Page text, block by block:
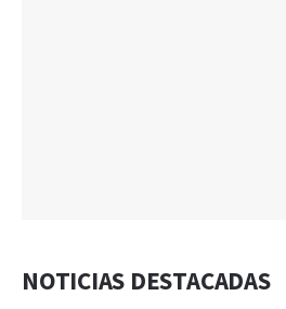
NOTICIAS DESTACADAS